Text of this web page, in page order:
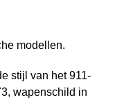
modellen.
stijl van het 911-
wapenschild in